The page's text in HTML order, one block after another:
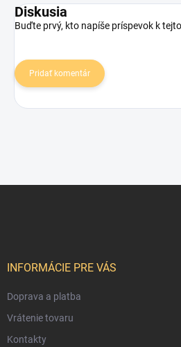
Diskusia
Buďte prvý, kto napíše príspevok k
Pridať komentár
INFORMÁCIE PRE VÁS
Doprava a platba
Vrátenie tovaru
Kontakty